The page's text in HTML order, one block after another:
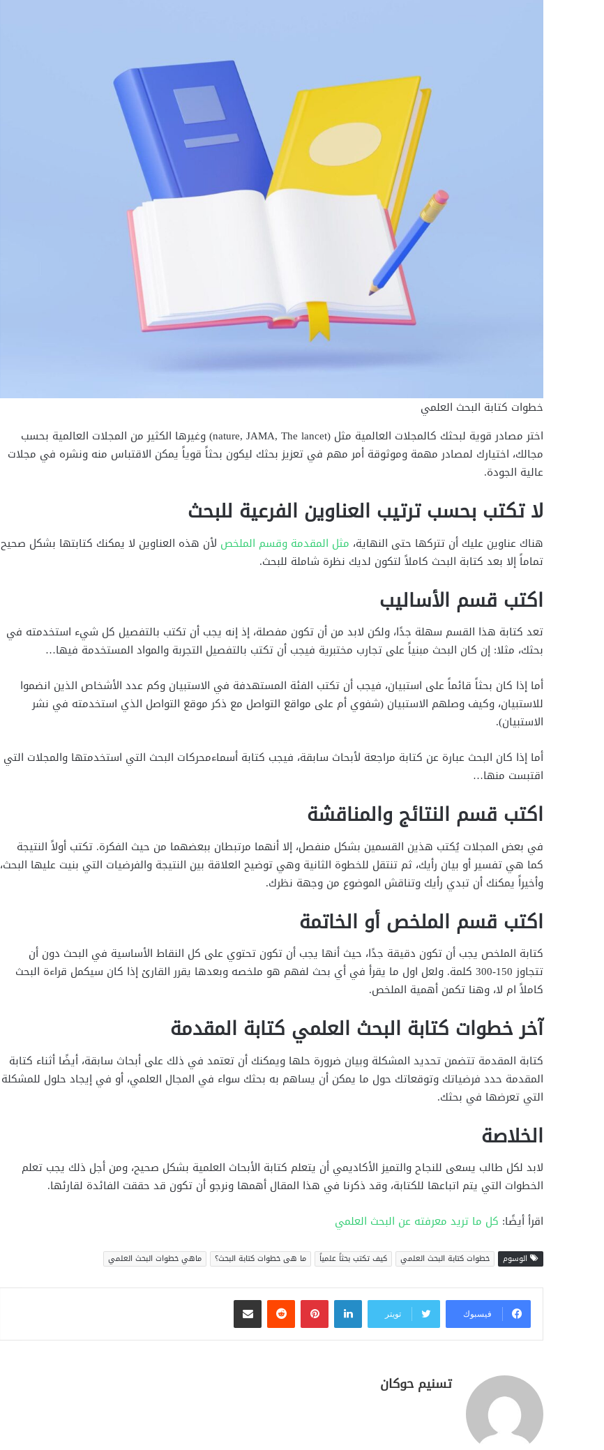
خطوات كتابة البحث العلمي
اختر مصادر قوية لبحثك كالمجلات العالمية مثل (nature, JAMA, The lancet) وغيرها الكثير من المجلات العالمية بحسب
مجالك، اختيارك لمصادر مهمة وموثوقة أمر مهم في تعزيز بحثك ليكون بحثاً قوياً يمكن الاقتباس منه ونشره في مجلات
عالية الجودة.
لا تكتب بحسب ترتيب العناوين الفرعية للبحث
هناك عناوين عليك أن تتركها حتى النهاية، مثل المقدمة وقسم الملخص لأن هذه العناوين لا يمكنك كتابتها بشكل صحيح
تماماً إلا بعد كتابة البحث كاملاً لتكون لديك نظرة شاملة للبحث.
اكتب قسم الأساليب
تعد كتابة هذا القسم سهلة جدًا، ولكن لابد من أن تكون مفصلة، إذ إنه يجب أن تكتب بالتفصيل كل شيء استخدمته في
بحثك، مثلا: إن كان البحث مبنياً على تجارب مختبرية فيجب أن تكتب بالتفصيل التجربة والمواد المستخدمة فيها…
أما إذا كان بحثاً قائماً على استبيان، فيجب أن تكتب الفئة المستهدفة في الاستبيان وكم عدد الأشخاص الذين انضموا
للاستبيان، وكيف وصلهم الاستبيان (شفوي أم على مواقع التواصل مع ذكر موقع التواصل الذي استخدمته في نشر
الاستبيان).
أما إذا كان البحث عبارة عن كتابة مراجعة لأبحاث سابقة، فيجب كتابة أسماءمحركات البحث التي استخدمتها والمجلات التي
اقتبست منها…
اكتب قسم النتائج والمناقشة
في بعض المجلات يُكتب هذين القسمين بشكل منفصل، إلا أنهما مرتبطان ببعضهما من حيث الفكرة. تكتب أولاً النتيجة
كما هي تفسير أو بيان رأيك، ثم تنتقل للخطوة الثانية وهي توضيح العلاقة بين النتيجة والفرضيات التي بنيت عليها البحث،
وأخيراً يمكنك أن تبدي رأيك وتناقش الموضوع من وجهة نظرك.
اكتب قسم الملخص أو الخاتمة
كتابة الملخص يجب أن تكون دقيقة جدًا، حيث أنها يجب أن تكون تحتوي على كل النقاط الأساسية في البحث دون أن
تتجاوز 150-300 كلمة. ولعل اول ما يقرأ في أي بحث لفهم هو ملخصه وبعدها يقرر القارئ إذا كان سيكمل قراءة البحث
كاملاً ام لا، وهنا تكمن أهمية الملخص.
آخر خطوات كتابة البحث العلمي كتابة المقدمة
كتابة المقدمة تتضمن تحديد المشكلة وبيان ضرورة حلها ويمكنك أن تعتمد في ذلك على أبحاث سابقة، أيضًا أثناء كتابة
المقدمة حدد فرضياتك وتوقعاتك حول ما يمكن أن يساهم به بحثك سواء في المجال العلمي، أو في إيجاد حلول للمشكلة
التي تعرضها في بحثك.
الخلاصة
لابد لكل طالب يسعى للنجاح والتميز الأكاديمي أن يتعلم كتابة الأبحاث العلمية بشكل صحيح، ومن أجل ذلك يجب تعلم
الخطوات التي يتم اتباعها للكتابة، وقد ذكرنا في هذا المقال أهمها ونرجو أن تكون قد حققت الفائدة لقارئها.
اقرأ أيضًا: كل ما تريد معرفته عن البحث العلمي
الوسوم خطوات كتابة البحث العلمي كيف تكتب بحثاً علمياً ما هى خطوات كتابة البحث؟ ماهي خطوات البحث العلمي
فيسبوك تويتر
لينكدإن بينتيريست مشاركة عبر البريد
تسنيم حوكان